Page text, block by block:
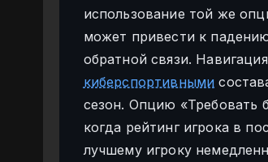
использование той же
может привести к
обратной связи.
киберспортивными
сезон. Опцию «Требовать
когда рейтинг игрока в
лучшему игроку